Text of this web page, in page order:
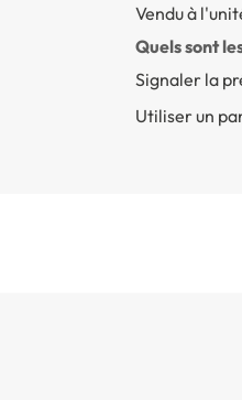
Vendu à
Quels sont
Signaler la
Utiliser un